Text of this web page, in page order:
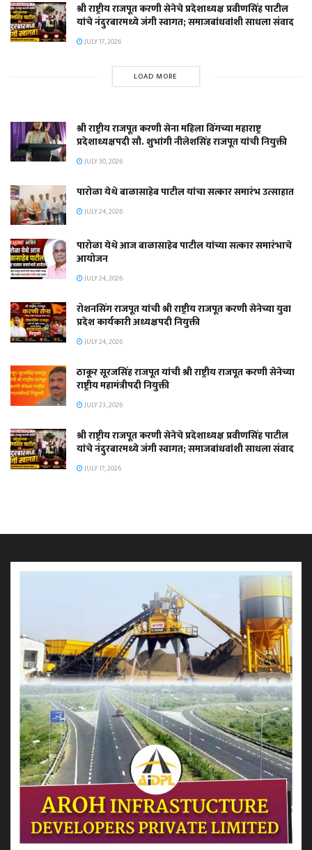
श्री राष्ट्रीय राजपूत करणी सेनेचे प्रदेशाध्यक्ष प्रवीणसिंह पाटील
यांचे नंदुरबारमध्ये जंगी स्वागत; समाजबांधवांशी साधला संवाद
JULY 17, 2026
LOAD MORE
श्री राष्ट्रीय राजपूत करणी सेना महिला विंगच्या महाराष्ट्र
प्रदेशाध्यक्षपदी सौ. शुभांगी नीलेशसिंह राजपूत यांची नियुक्ती
JULY 30, 2026
पारोळा येथे बाळासाहेब पाटील यांचा सत्कार समारंभ उत्साहात
JULY 24, 2026
पारोळा येथे आज बाळासाहेब पाटील यांच्या सत्कार समारंभाचे
आयोजन
JULY 24, 2026
रोशनसिंग राजपूत यांची श्री राष्ट्रीय राजपूत करणी सेनेच्या युवा
प्रदेश कार्यकारी अध्यक्षपदी नियुक्ती
JULY 24, 2026
ठाकूर सूरजसिंह राजपूत यांची श्री राष्ट्रीय राजपूत करणी सेनेच्या
राष्ट्रीय महामंत्रीपदी नियुक्ती
JULY 23, 2026
श्री राष्ट्रीय राजपूत करणी सेनेचे प्रदेशाध्यक्ष प्रवीणसिंह पाटील
यांचे नंदुरबारमध्ये जंगी स्वागत; समाजबांधवांशी साधला संवाद
JULY 17, 2026